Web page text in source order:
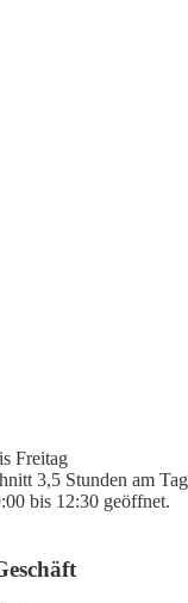
Freitag
3,5 Stunden am Tag
bis 12:30 geöffnet.